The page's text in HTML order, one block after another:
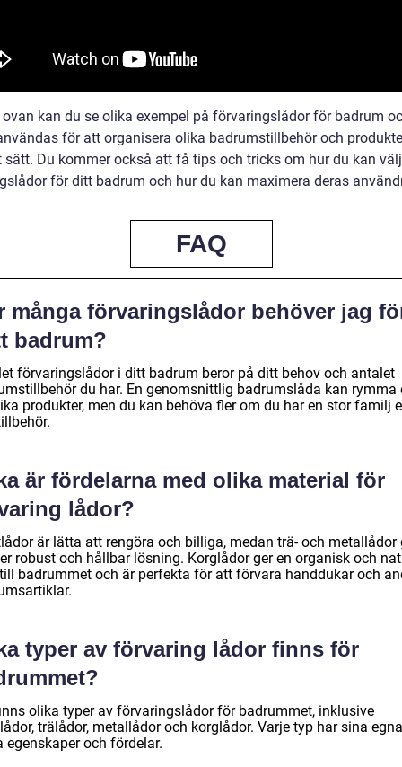
kan du se olika exempel på förvaringslådor för badrum
för att organisera olika badrumstillbehör och
Du kommer också att få tips och tricks om hur du kan
för ditt badrum och hur du kan maximera deras
FAQ
många förvaringslådor behöver jag
badrum?
förvaringslådor i ditt badrum beror på ditt behov och antalet
du har. En genomsnittlig badrumslåda kan rymma
produkter, men du kan behöva fler om du har en stor familj
är fördelarna med olika material för
lådor?
är lätta att rengöra och billiga, medan trä- och metallådor
robust och hållbar lösning. Korglådor ger en organisk och
badrummet och är perfekta för att förvara handdukar och
typer av förvaring lådor finns för
olika typer av förvaringslådor för badrummet, inklusive
trälådor, metallådor och korglådor. Varje typ har sina egna
egenskaper och fördelar.